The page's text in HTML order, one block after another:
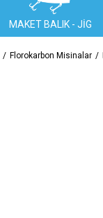
MAKET BALIK - JİG
Florokarbon Misinalar